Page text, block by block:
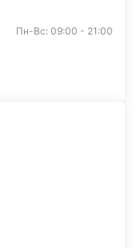
Пн-Вс: 09:00 - 21:00